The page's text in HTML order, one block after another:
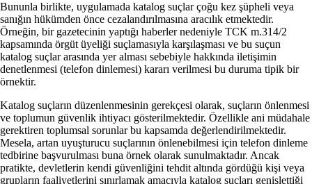
Bununla birlikte, uygulamada katalog suçlar çoğu kez şüpheli veya
sanığın hükümden önce cezalandırılmasına aracılık etmektedir.
Örneğin, bir gazetecinin yaptığı haberler nedeniyle TCK m.314/2
kapsamında örgüt üyeliği suçlamasıyla karşılaşması ve bu suçun
katalog suçlar arasında yer alması sebebiyle hakkında iletişimin
denetlenmesi (telefon dinlemesi) kararı verilmesi bu duruma tipik bir
örnektir.
Katalog suçların düzenlenmesinin gerekçesi olarak, suçların önlenmesi
ve toplumun güvenlik ihtiyacı gösterilmektedir. Özellikle ani müdahale
gerektiren toplumsal sorunlar bu kapsamda değerlendirilmektedir.
Mesela, artan uyuşturucu suçlarının önlenebilmesi için telefon dinleme
tedbirine başvurulması buna örnek olarak sunulmaktadır. Ancak
pratikte, devletlerin kendi güvenliğini tehdit altında gördüğü kişi veya
grupların faaliyetlerini sınırlamak amacıyla katalog suçları genişlettiği